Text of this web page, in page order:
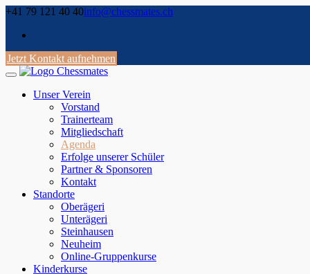
Skip
content
+41 79 121 40 40info@chessmates.ch
Jetzt Kontakt aufnehmen
Unser Verein
Vorstand
Trainerteam
Mitgliedschaft
Agenda
Erfolge unserer Schüler
Partner & Sponsoren
Kontakt
Standorte
Oberägeri
Unterägeri
Steinhausen
Neuheim
Online-Gruppenkurse
Kinderkurse